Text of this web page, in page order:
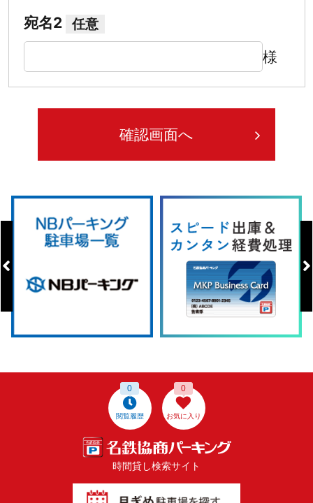
宛名2 任意
様
閲覧履歴
0
お気に入り
0
時間貸し検索サイト